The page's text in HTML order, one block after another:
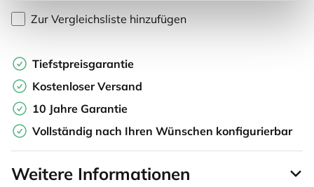
Zur Vergleichsliste hinzufügen
Tiefstpreisgarantie
Kostenloser Versand
10 Jahre Garantie
Vollständig nach Ihren Wünschen konfigurierbar
Weitere Informationen